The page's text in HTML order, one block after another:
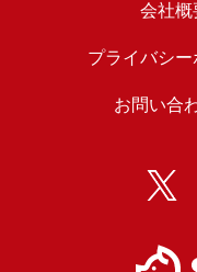
会社概
プライバシー
お問い合